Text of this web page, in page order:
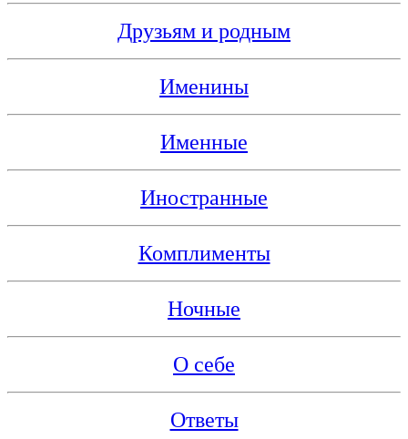
Друзьям и родным
Именины
Именные
Иностранные
Комплименты
Ночные
О себе
Ответы